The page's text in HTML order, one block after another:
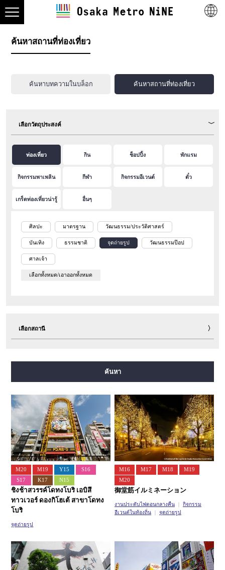
ค้นหาสถานที่ท่องเที่ยว
ค้นหาบทความในบล็อก ค้นหาสถานที่ท่องเที่ยว
เลือกวัตถุประสงค์
ท่องเที่ยว กิน ช็อปปิ้ง พักแรม
กิจกรรมพาเพลิน กีฬา กิจกรรมอีเวนต์ ตั๋ว
เกร็ดท่องเที่ยวน่ารู้ อื่นๆ
ศิลปะ มาตรฐาน วัฒนธรรม/ประวัติศาสตร์
บันเทิง ธรรมชาติ จุดถ่ายรูป วัฒนธรรมป๊อป
ศาลเจ้า
เลือกทั้งหมด/เอาออกทั้งหมด
เลือกสถานี
สายอิมาซาโตะซุจิ สายนิวแทรม
ค้นหา
M20 M19 Y15
S16
S17
K17 N15
ชิงช้าสวรรค์โดทงโบริ เอบิสึ
ทาวเวอร์ ดองกิโฮเต้ สาขาโดทง
โบริ
จุดถ่ายรูป
M16 M17 M18
M19
M20
御堂筋イルミネーション
งานประดับไฟตอนกลางคืน
กิจกรรม
อีเวนต์ในท้องถิ่น
จุดถ่ายรูป